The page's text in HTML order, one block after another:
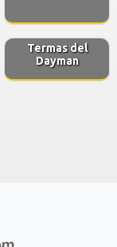
Termas del
Dayman